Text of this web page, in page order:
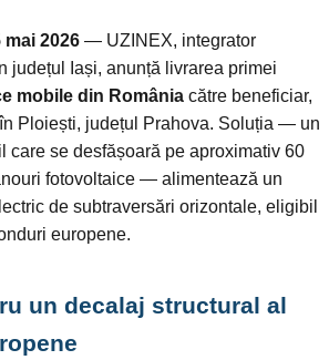
2026 — UZINEX, integrator
județul Iași, anunță livrarea primei
mobile din România către beneficiar,
Ploiești, județul Prahova. Soluția — un
care se desfășoară pe aproximativ 60
fotovoltaice — alimentează un
de subtraversări orizontale, eligibil
europene.
un decalaj structural al